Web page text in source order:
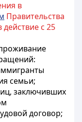
в
Правительства
действие с 25
семьи;
заключивших
договор;